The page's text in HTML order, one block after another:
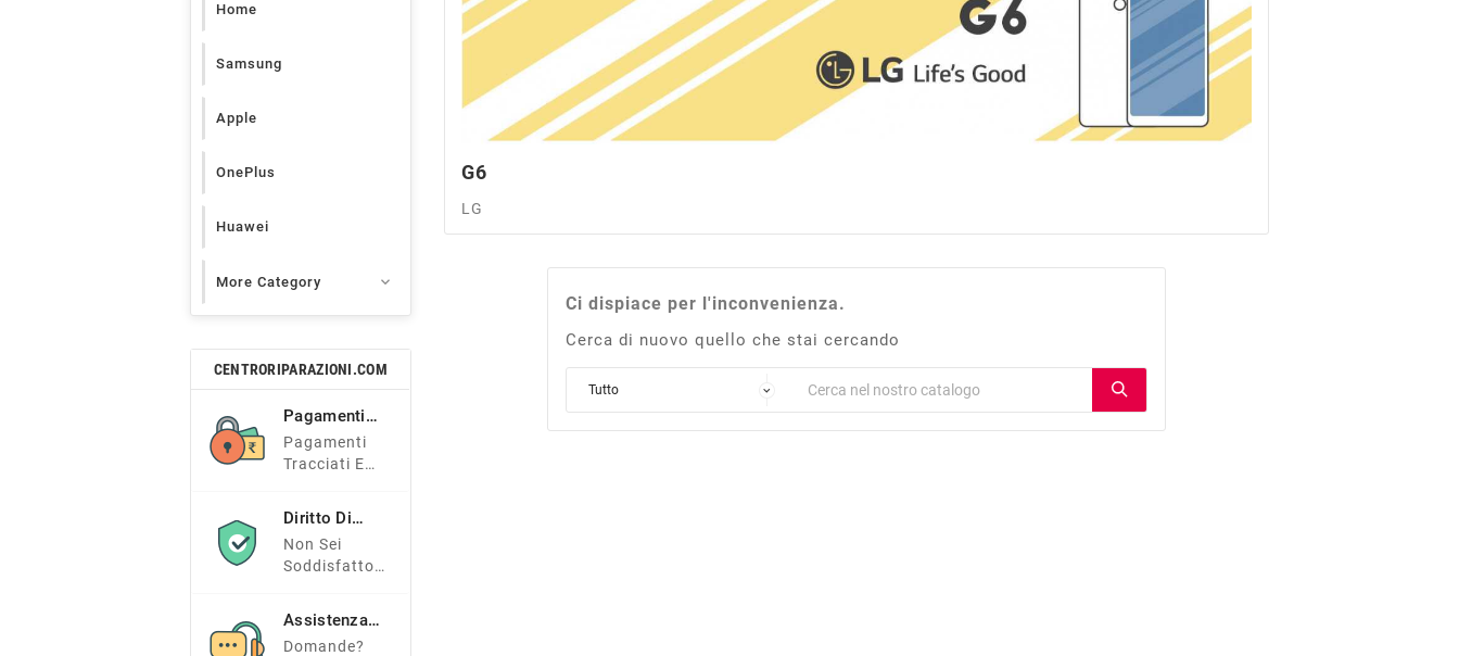
Home
Samsung
Apple
OnePlus
Huawei
More Category 
CENTRORIPARAZIONI.COM
Pagamenti
Sicuri
Pagamenti
Tracciati E
Diritto Di
Recesso
Non Sei
Soddisfatto?
Assistenza
Clienti
Domande?
G6
LG
Ci dispiace per l'inconvenienza.
Cerca di nuovo quello che stai cercando